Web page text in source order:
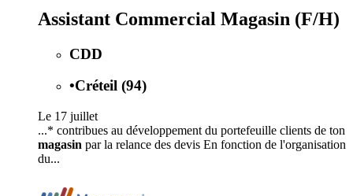
Assistant Commercial Magasin (F/H)
CDD
•Créteil (94)
Le 17 juillet
...* contribues au développement du portefeuille clients de ton
magasin par la relance des devis En fonction de l'organisation
du...